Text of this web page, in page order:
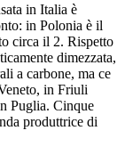
in Italia è
in Polonia è il
circa il 2. Rispetto
dimezzata,
a carbone, ma ce
in Friuli
Puglia. Cinque
produttrice di